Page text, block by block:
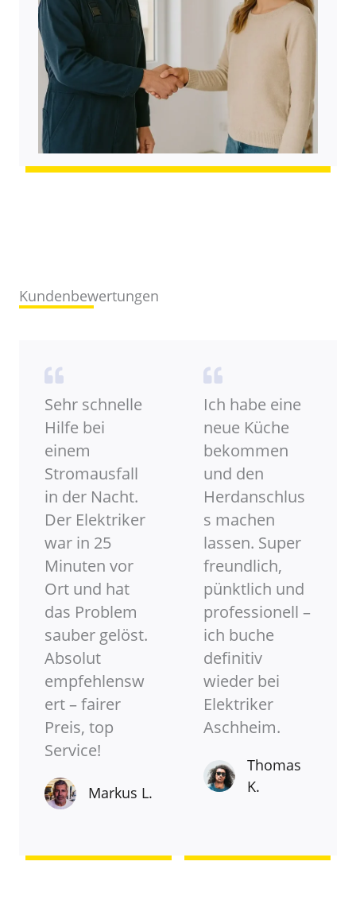
Kundenbewertungen
Sehr schnelle
Hilfe bei
einem
Stromausfall
in der Nacht.
Der Elektriker
war in 25
Minuten vor
Ort und hat
das Problem
sauber gelöst.
Absolut
empfehlensw
ert – fairer
Preis, top
Service!
Markus L.
Ich habe eine
neue Küche
bekommen
und den
Herdanschlus
s machen
lassen. Super
freundlich,
pünktlich und
professionell –
ich buche
definitiv
wieder bei
Elektriker
Aschheim.
Thomas
K.